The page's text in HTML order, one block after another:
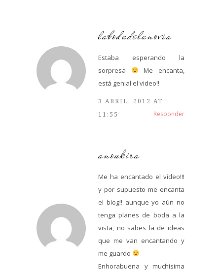
labodadelanovia
Estaba esperando la
sorpresa
Me encanta,
está genial el video!!
3 ABRIL, 2012 AT
11:55
Responder
anoukira
Me ha encantado el vídeo!!!
y por supuesto me encanta
el blog!! aunque yo aún no
tenga planes de boda a la
vista, no sabes la de ideas
que me van encantando y
me guardo
Enhorabuena y muchísima